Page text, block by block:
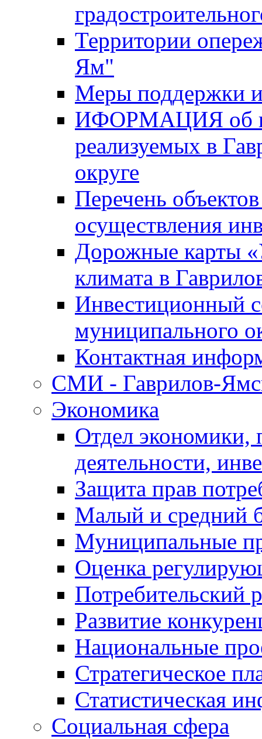
Территории
Ям"
Меры поддержки
ИФОРМАЦИЯ об
реализуемых в
округе
Перечень
осуществления
Дорожные карты
климата в
Инвестиционный
муниципального
Контактная
СМИ - Гаврилов-
Экономика
Отдел экономики,
деятельности,
Защита прав
Малый и средний
Муниципальные
Оценка
Потребительский
Развитие
Национальные
Стратегическое
Статистическая
Социальная сфера